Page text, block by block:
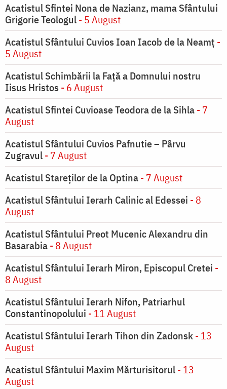
Acatistul Sfintei Nona de Nazianz, mama Sfântului
Grigorie Teologul- 5 August
Acatistul Sfântului Cuvios Ioan Iacob de la Neamț -
5 August
Acatistul Schimbării la Faţă a Domnului nostru
Iisus Hristos - 6 August
Acatistul Sfintei Cuvioase Teodora de la Sihla- 7
August
Acatistul Sfântului Cuvios Pafnutie – Pârvu
Zugravul- 7 August
Acatistul Stareţilor de la Optina- 7 August
Acatistul Sfântului Ierarh Calinic al Edessei - 8
August
Acatistul Sfântului Preot Mucenic Alexandru din
Basarabia- 8 August
Acatistul Sfântului Ierarh Miron, Episcopul Cretei -
8 August
Acatistul Sfântului Ierarh Nifon, Patriarhul
Constantinopolului - 11 August
Acatistul Sfântului Ierarh Tihon din Zadonsk- 13
August
Acatistul Sfântului Maxim Mărturisitorul- 13
August